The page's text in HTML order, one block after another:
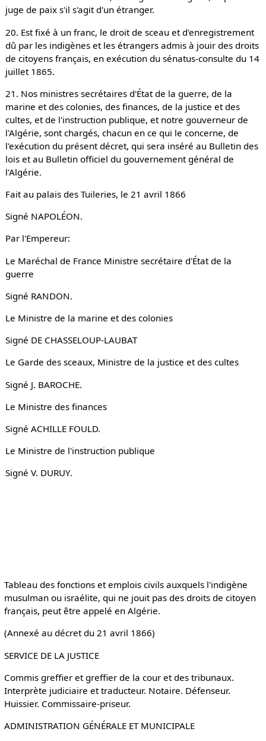
juge de paix s'il s'agit d'un étranger.
20. Est fixé à un franc, le droit de sceau et d'enregistrement
dû par les indigènes et les étrangers admis à jouir des droits
de citoyens français, en exécution du sénatus-consulte du 14
juillet 1865.
21. Nos ministres secrétaires d'État de la guerre, de la
marine et des colonies, des finances, de la justice et des
cultes, et de l'instruction publique, et notre gouverneur de
l'Algérie, sont chargés, chacun en ce qui le concerne, de
l'exécution du présent décret, qui sera inséré au Bulletin des
lois et au Bulletin officiel du gouvernement général de
l'Algérie.
Fait au palais des Tuileries, le 21 avril 1866
Signé NAPOLÉON.
Par l'Empereur:
Le Maréchal de France Ministre secrétaire d'État de la
guerre
Signé RANDON.
Le Ministre de la marine et des colonies
Signé DE CHASSELOUP-LAUBAT
Le Garde des sceaux, Ministre de la justice et des cultes
Signé J. BAROCHE.
Le Ministre des finances
Signé ACHILLE FOULD.
Le Ministre de l'instruction publique
Signé V. DURUY.
Tableau des fonctions et emplois civils auxquels l'indigène
musulman ou israélite, qui ne jouit pas des droits de citoyen
français, peut être appelé en Algérie.
(Annexé au décret du 21 avril 1866)
SERVICE DE LA JUSTICE
Commis greffier et greffier de la cour et des tribunaux.
Interprète judiciaire et traducteur. Notaire. Défenseur.
Huissier. Commissaire-priseur.
ADMINISTRATION GÉNÉRALE ET MUNICIPALE